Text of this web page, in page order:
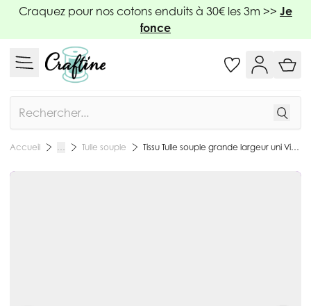
Allez au contenu
Craquez pour nos cotons enduits à 30€ les 3m >> Je
fonce
Accueil … Tulle souple Tissu Tulle souple grande largeur uni Violet - Au mètre